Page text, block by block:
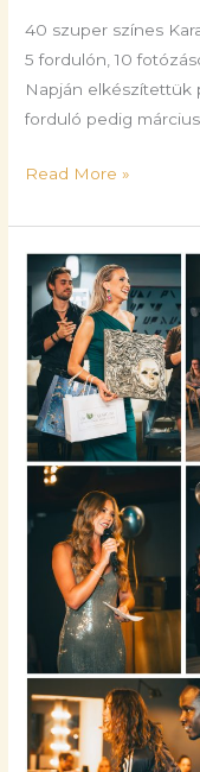
40 szuper színes
5 fordulón, 10
Napján elkészítettük
forduló pedig
Read More »
Mplay
Gála
2025